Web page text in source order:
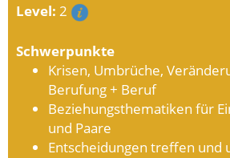
Level: 2
Schwerpunkte
Krisen, Umbrüche,
Berufung + Beruf
Beziehungsthematiken für
und Paare
Entscheidungen treffen und